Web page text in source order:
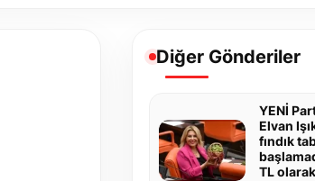
Diğer Gönderiler
YENİ
Elvan
fındık
TL olarak